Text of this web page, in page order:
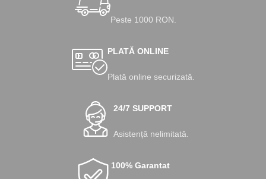
Peste 1000 RON.
PLATĂ ONLINE
Plată online securizată.
24/7 SUPPORT
Asistență nelimitată.
100% Garantat